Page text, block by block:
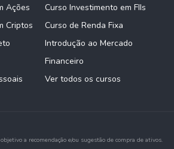
Ações
Curso Investimento em FIIs
Criptos
Curso de Renda Fixa
Introdução ao Mercado
Financeiro
Ver todos os cursos
a recomendação e/ou sugestão de compra de ativos.